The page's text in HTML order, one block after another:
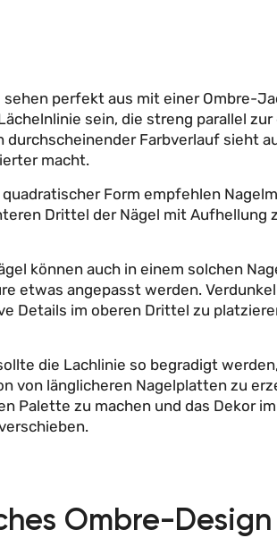
sehen perfekt aus mit einer Ombre-
sein, die streng parallel
durchscheinender Farbverlauf sieht
macht.
quadratischer Form empfehlen
Drittel der Nägel mit Aufhellung
können auch in einem solchen
etwas angepasst werden.
Details im oberen Drittel zu
die Lachlinie so begradigt
von länglicheren Nagelplatten zu
Palette zu machen und das Dekor
Ombre-Design